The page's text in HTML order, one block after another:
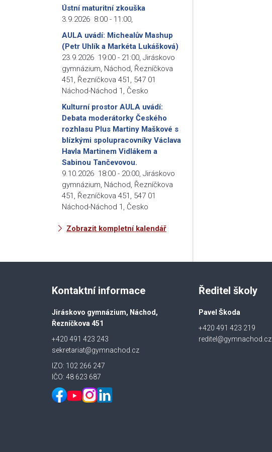
Ústní maturitní zkouška
3.9.2026 8:00 - 11:00
AULA uvádí: Michealův Mashup
(Petr Uhlík a Markéta Lukášková)
23.9.2026 19:00 - 21:00 Jiráskovo
gymnázium, Náchod, Řezníčkova
451, Řezníčkova 451, 547 01
Náchod-Náchod 1, Česko
Kulturní prostor AULA uvádí:
Debata moderátorky Českého
rozhlasu Plus Martiny Maškové s
blízkými spolupracovníky Václava
Havla Martinem Vidlákem a
Sabinou Tančevovou.
9.10.2026 18:00 - 20:00 Jiráskovo
gymnázium, Náchod, Řezníčkova
451, Řezníčkova 451, 547 01
Náchod-Náchod 1, Česko
Zobrazit kompletní kalendář
Kontaktní informace
Jiráskovo gymnázium, Náchod,
Řezníčkova 451
+420 491 423 243
sekretariat@gymnachod.cz
IZO: 102 266 247
IČO: 48 623 687
Ředitel školy
Pavel Škoda
+420 491 423 219
reditel@gymnachod.cz